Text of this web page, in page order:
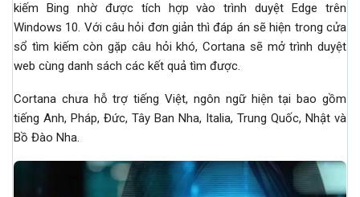
kiếm Bing nhờ được tích hợp vào trình duyệt Edge trên
Windows 10. Với câu hỏi đơn giản thì đáp án sẽ hiện trong cửa
sổ tìm kiếm còn gặp câu hỏi khó, Cortana sẽ mở trình duyệt
web cùng danh sách các kết quả tìm được.
Cortana chưa hỗ trợ tiếng Việt, ngôn ngữ hiện tại bao gồm
tiếng Anh, Pháp, Đức, Tây Ban Nha, Italia, Trung Quốc, Nhật và
Bồ Đào Nha.